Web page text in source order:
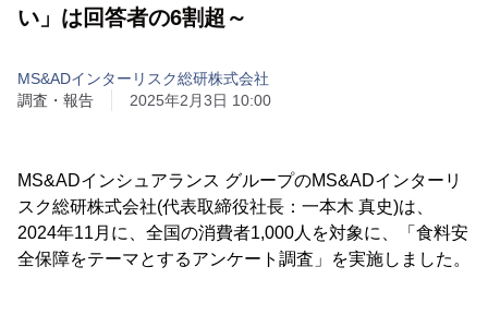
い」は回答者の6割超～
MS&ADインターリスク総研株式会社
調査・報告
2025年2月3日 10:00
MS&ADインシュアランス グループのMS&ADインターリ
スク総研株式会社(代表取締役社長：一本木 真史)は、
2024年11月に、全国の消費者1,000人を対象に、「食料安
全保障をテーマとするアンケート調査」を実施しました。